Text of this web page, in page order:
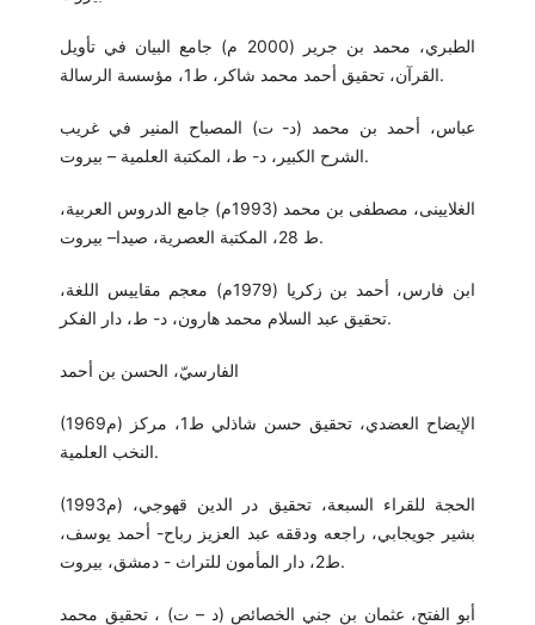
الطبري، محمد بن جرير (2000 م) جامع البيان في تأويل
القرآن، تحقيق أحمد محمد شاكر، ط1، مؤسسة الرسالة.
عباس، أحمد بن محمد (د- ت) المصباح المنير في غريب
الشرح الكبير، د- ط، المكتبة العلمية – بيروت.
الغلايينى، مصطفى بن محمد (1993م) جامع الدروس العربية،
ط 28، المكتبة العصرية، صيدا– بيروت.
ابن فارس، أحمد بن زكريا (1979م) معجم مقاييس اللغة،
تحقيق عبد السلام محمد هارون، د- ط، دار الفكر.
الفارسيّ، الحسن بن أحمد
(1969م) الإيضاح العضدي، تحقيق حسن شاذلي ط1، مركز
النخب العلمية.
(1993م) الحجة للقراء السبعة، تحقيق در الدين قهوجي،
بشير جويجابي، راجعه ودققه عبد العزيز رباح- أحمد يوسف،
ط2، دار المأمون للتراث - دمشق، بيروت.
أبو الفتح، عثمان بن جني الخصائص (د – ت) ، تحقيق محمد